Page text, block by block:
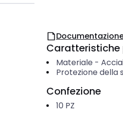
Caratteristiche
Materiale -
Protezione della
Confezione
10 PZ